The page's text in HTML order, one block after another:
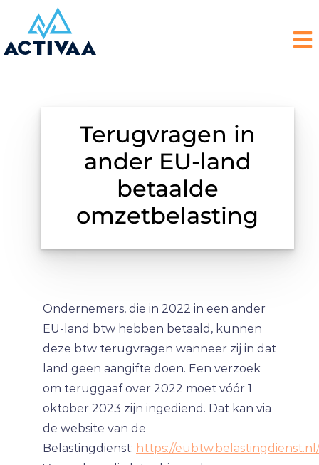
Terugvragen in
ander EU-land
betaalde
omzetbelasting
Ondernemers, die in 2022 in een ander
EU-land btw hebben betaald, kunnen
deze btw terugvragen wanneer zij in dat
land geen aangifte doen. Een verzoek
om teruggaaf over 2022 moet vóór 1
oktober 2023 zijn ingediend. Dat kan via
de website van de
Belastingdienst: https://